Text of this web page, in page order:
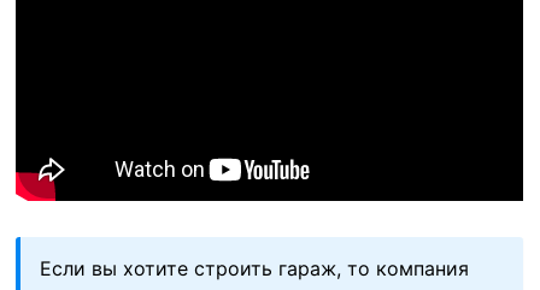
Если вы хотите строить гараж, то компания